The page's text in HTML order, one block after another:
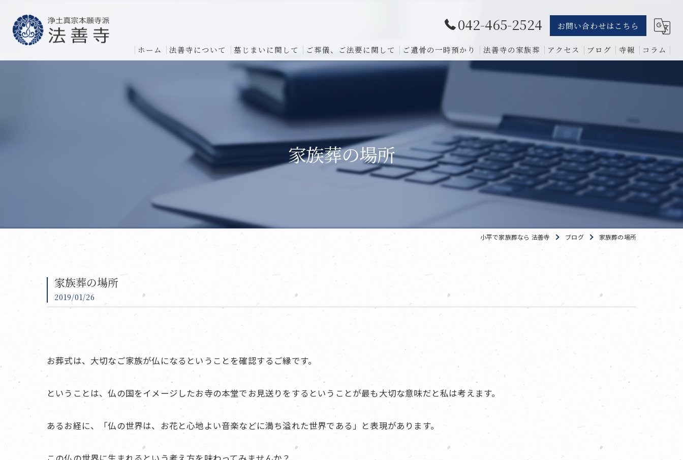
042-465-2524 お問い合わせはこちら
ホーム 法善寺について 墓じまいに関して ご葬儀、ご法要に関して ご遺骨の一時預かり 法善寺の家族葬
費用
1日葬
相談
アクセス ブログ 寺報 コラム
家族葬の場所
小平で家族葬なら 法善寺 ブログ 家族葬の場所
家族葬の場所
2019/01/26
お葬式は、大切なご家族が仏になるということを確認するご縁です。
ということは、仏の国をイメージしたお寺の本堂でお見送りをするということが最も大切な意味だと私は考えます。
あるお経に、「仏の世界は、お花と心地よい音楽などに満ち溢れた世界である」と表現があります。